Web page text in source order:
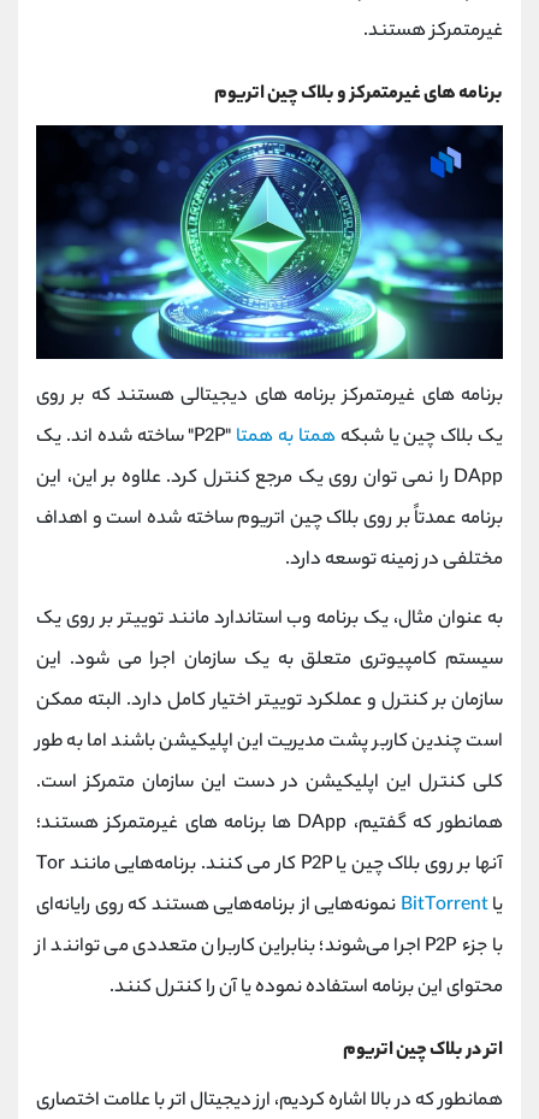
غیرمتمرکز هستند.
برنامه های غیرمتمرکز و بلاک چین اتریوم
برنامه های غیرمتمرکز برنامه های دیجیتالی هستند که بر روی
یک بلاک چین یا شبکههمتا به همتا
"P2P" ساخته شده اند. یک
DApp را نمی توان روی یک مرجع کنترل کرد. علاوه بر این، این
برنامه عمدتاً بر روی بلاک چین اتریوم ساخته شده است و اهداف
مختلفی در زمینه توسعه دارد.
به عنوان مثال، یک برنامه وب استاندارد مانند توییتر بر روی یک
سیستم کامپیوتری متعلق به یک سازمان اجرا می شود. این
سازمان بر کنترل و عملکرد توییتر اختیار کامل دارد. البته ممکن
است چندین کاربر پشت مدیریت این اپلیکیشن باشند اما به طور
کلی کنترل این اپلیکیشن در دست این سازمان متمرکز است.
همانطور که گفتیم، DApp ها برنامه های غیرمتمرکز هستند؛
آنها بر روی بلاک چین یا P2P کار می کنند. برنامه‌هایی مانند Tor
یاBitTorrent نمونه‌هایی از برنامه‌هایی هستند که روی رایانه‌ای
با جزء P2P اجرا می‌شوند؛ بنابراین کاربران متعددی می توانند از
محتوای این برنامه استفاده نموده یا آن را کنترل کنند.
اتر در بلاک چین اتریوم
همانطور که در بالا اشاره کردیم، ارز دیجیتال اتر با علامت اختصاری